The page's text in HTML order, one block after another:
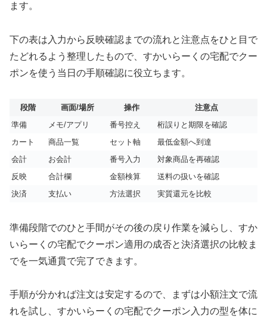
ます。
下の表は入力から反映確認までの流れと注意点をひと目で
たどれるよう整理したもので、すかいらーくの宅配でクー
ポンを使う当日の手順確認に役立ちます。
段階 画面/場所 操作
注意点
準備
メモ/アプリ 番号控え
桁誤りと期限を確認
カート
商品一覧 セット軸
最低金額へ到達
会計
お会計 番号入力
対象商品を再確認
反映
合計欄 金額検算
送料の扱いを確認
決済
支払い 方法選択 実質還元を比較
準備段階でのひと手間がその後の戻り作業を減らし、すか
いらーくの宅配でクーポン適用の成否と決済選択の比較ま
でを一気通貫で完了できます。
手順が分かれば注文は安定するので、まずは小額注文で流
れを試し、すかいらーくの宅配でクーポン入力の型を体に